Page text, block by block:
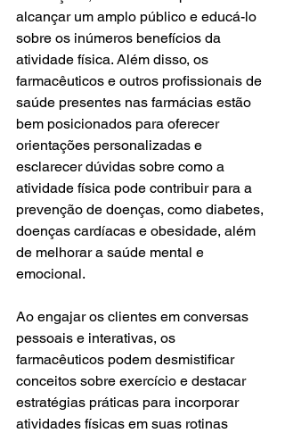
alcançar um amplo público e educá-lo
sobre os inúmeros benefícios da
atividade física. Além disso, os
farmacêuticos e outros profissionais de
saúde presentes nas farmácias estão
bem posicionados para oferecer
orientações personalizadas e
esclarecer dúvidas sobre como a
atividade física pode contribuir para a
prevenção de doenças, como diabetes,
doenças cardíacas e obesidade, além
de melhorar a saúde mental e
emocional.
Ao engajar os clientes em conversas
pessoais e interativas, os
farmacêuticos podem desmistificar
conceitos sobre exercício e destacar
estratégias práticas para incorporar
atividades físicas em suas rotinas